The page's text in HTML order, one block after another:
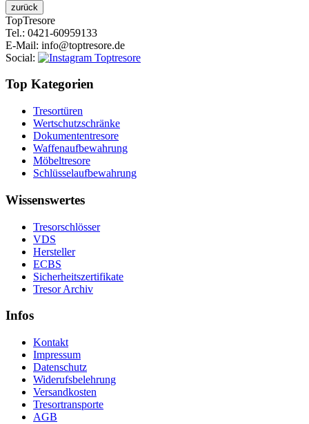
TopTresore
Tel.: 0421-60959133
E-Mail: info@toptresore.de
Social:
Top Kategorien
Tresortüren
Wertschutzschränke
Dokumententresore
Waffenaufbewahrung
Möbeltresore
Schlüsselaufbewahrung
Wissenswertes
Tresorschlösser
VDS
Hersteller
ECBS
Sicherheitszertifikate
Tresor Archiv
Infos
Kontakt
Impressum
Datenschutz
Widerufsbelehrung
Versandkosten
Tresortransporte
AGB